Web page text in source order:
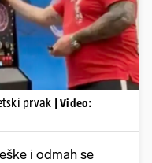
prvak
| Video:
i odmah se